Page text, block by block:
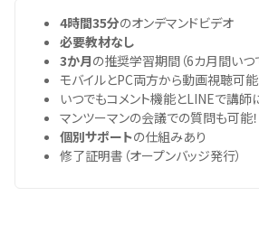
4時間35分のオンデマンドビデオ
必要教材なし
3か月の推奨学習期間（6カ月間いつ
モバイルとPC両方から動画視聴可能
いつでもコメント機能とLINEで講師
マンツーマンの会議での質問も可能！
個別サポートの仕組みあり
修了証明書（オープンバッジ発行）